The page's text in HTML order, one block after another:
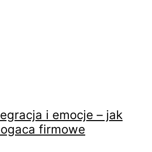
i emocje – jak
firmowe